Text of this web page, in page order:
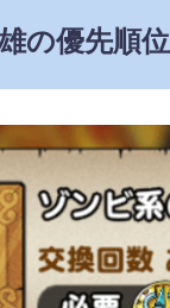
の優先順位